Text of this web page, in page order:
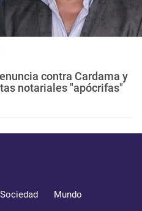
contra Cardama y
notariales "apócrifas"
Sociedad Mundo